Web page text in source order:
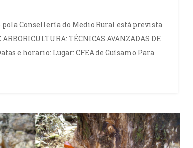
pola Consellería do Medio Rural está prevista
TÉCNICAS AVANZADAS DE
e horario: Lugar: CFEA de Guísamo Para